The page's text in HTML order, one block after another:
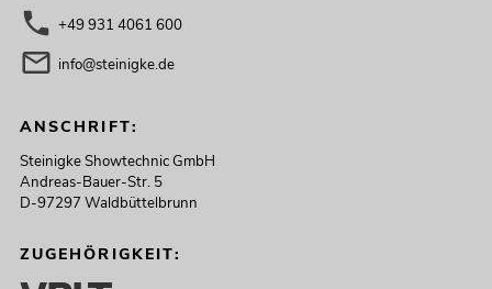
+49 931 4061 600
info@steinigke.de
ANSCHRIFT:
Steinigke Showtechnic GmbH
Andreas-Bauer-Str. 5
D-97297 Waldbüttelbrunn
ZUGEHÖRIGKEIT: